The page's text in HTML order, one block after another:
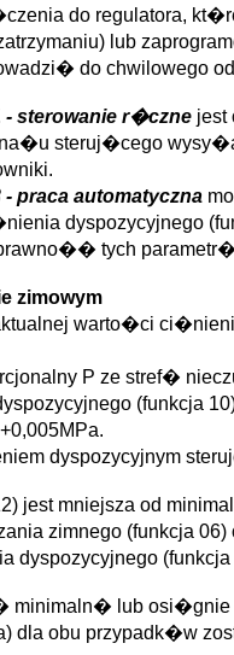
do regulatora,
lub
do
- sterowanie r�czne
steruj�cego
- praca automatyczna
dyspozycyjnego
tych
zimowym
warto�ci
P ze stref�
(funkcja
dyspozycyjnym
jest mniejsza od
zimnego (funkcja
minimaln� lub
dla obu przypadk�w